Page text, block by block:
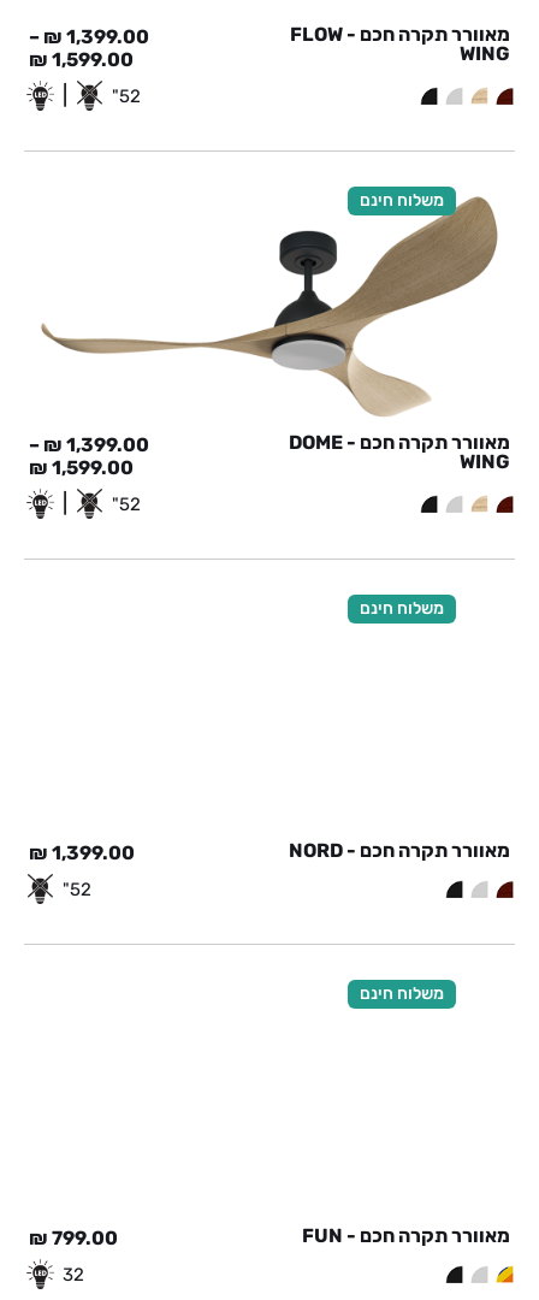
מאוורר תקרה חכם - FLOW
WING
1,399.00
₪
–
1,599.00
₪
52"
משלוח חינם
מאוורר תקרה חכם - DOME
WING
1,399.00
₪
–
1,599.00
₪
52"
משלוח חינם
מאוורר תקרה חכם - NORD 1,399.00
₪
52"
משלוח חינם
מאוורר תקרה חכם - FUN 799.00
₪
32